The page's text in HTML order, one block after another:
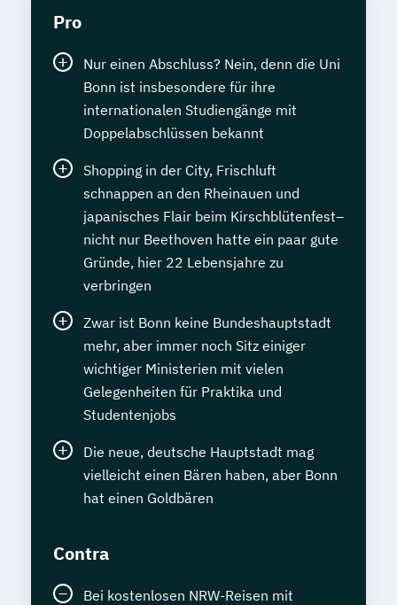
Pro
Nur einen Abschluss? Nein, denn die Uni
Bonn ist insbesondere für ihre
internationalen Studiengänge mit
Doppelabschlüssen bekannt
Shopping in der City, Frischluft
schnappen an den Rheinauen und
japanisches Flair beim Kirschblütenfest–
nicht nur Beethoven hatte ein paar gute
Gründe, hier 22 Lebensjahre zu
verbringen
Zwar ist Bonn keine Bundeshauptstadt
mehr, aber immer noch Sitz einiger
wichtiger Ministerien mit vielen
Gelegenheiten für Praktika und
Studentenjobs
Die neue, deutsche Hauptstadt mag
vielleicht einen Bären haben, aber Bonn
hat einen Goldbären
Contra
Bei kostenlosen NRW-Reisen mit